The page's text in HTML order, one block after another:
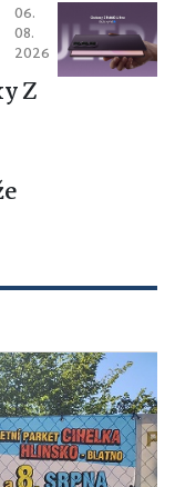
06.
08.
2026
Z